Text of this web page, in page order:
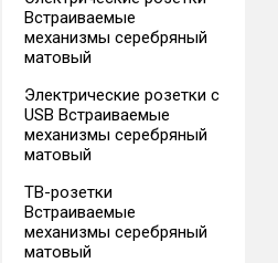
Встраиваемые
механизмы серебряный
матовый
Электрические розетки с
USB Встраиваемые
механизмы серебряный
матовый
ТВ-розетки
Встраиваемые
механизмы серебряный
матовый